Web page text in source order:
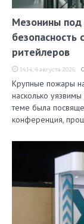
Мезонины под
безопасность
ритейлеров
14:14, 4 августа 2026
Крупные пожары
насколько
теме была
конференция,